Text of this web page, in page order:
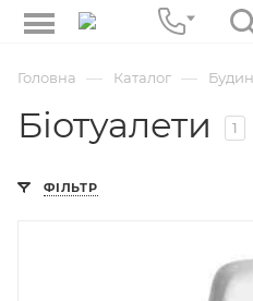
Головна — Каталог —
Біотуалети 1
ФІЛЬТР